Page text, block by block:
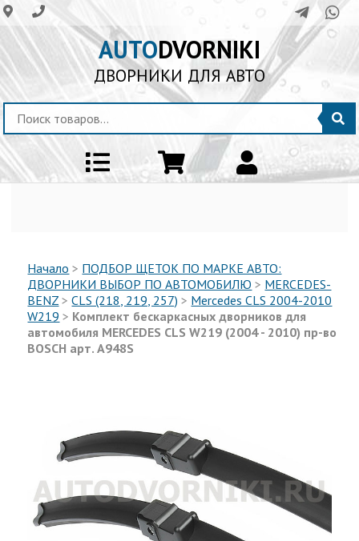
AUTODVORNIKI
ДВОРНИКИ ДЛЯ АВТО
Начало > ПОДБОР ЩЕТОК ПО МАРКЕ АВТО:
ДВОРНИКИ ВЫБОР ПО АВТОМОБИЛЮ > MERCEDES-
BENZ >CLS (218, 219, 257) > Mercedes CLS 2004-2010
W219 > Комплект бескаркаcных дворников для
автомобиля MERCEDES CLS W219 (2004 - 2010) пр-во
BOSCH арт. A948S